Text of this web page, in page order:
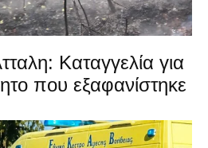
Καταγγελία για
που εξαφανίστηκε